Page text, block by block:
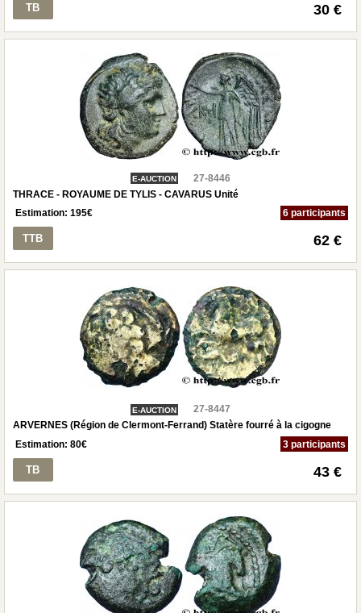
TB 30 €
E-AUCTION
27-8446
THRACE - ROYAUME DE TYLIS - CAVARUS Unité
Estimation: 195€ 6 participants
TTB 62 €
E-AUCTION
27-8447
ARVERNES (Région de Clermont-Ferrand) Statère fourré à la cigogne
Estimation: 80€ 3 participants
TB 43 €